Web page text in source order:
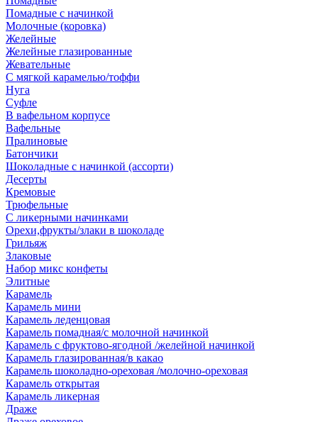
Помадные с начинкой
Молочные (коровка)
Желейные
Желейные глазированные
Жевательные
С мягкой карамелью/тоффи
Нуга
Суфле
В вафельном корпусе
Вафельные
Пралиновые
Батончики
Шоколадные с начинкой (ассорти)
Десерты
Кремовые
Трюфельные
С ликерными начинками
Орехи,фрукты/злаки в шоколаде
Грильяж
Злаковые
Набор микс конфеты
Элитные
Карамель
Карамель мини
Карамель леденцовая
Карамель помадная/с молочной начинкой
Карамель с фруктово-ягодной /желейной начинкой
Карамель глазированная/в какао
Карамель шоколадно-ореховая /молочно-ореховая
Карамель открытая
Карамель ликерная
Драже